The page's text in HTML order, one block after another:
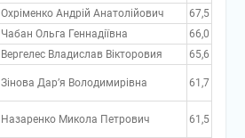
Охріменко Андрій Анатолійович
67,5
Чабан Ольга Геннадіївна
66,0
Вергелес Владислав Вікторовия
65,6
Зінова Дар’я Володимирівна 61,7
Назаренко Микола Петрович 61,5